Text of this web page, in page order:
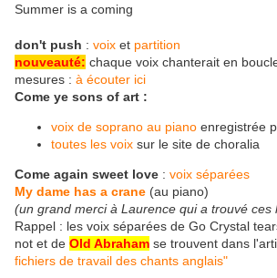
Summer is a coming
don't push : voix et partition
nouveauté: chaque voix chanterait en
mesures : à écouter ici
Come ye sons of art :
voix de soprano au piano enregistrée
toutes les voix sur le site de choralia
Come again sweet love : voix séparées
My dame has a crane (au piano)
(un grand merci à Laurence qui a trouvé ces
Rappel : les voix séparées de Go Crystal
not et de Old Abraham se trouvent dans
fichiers de travail des chants anglais"